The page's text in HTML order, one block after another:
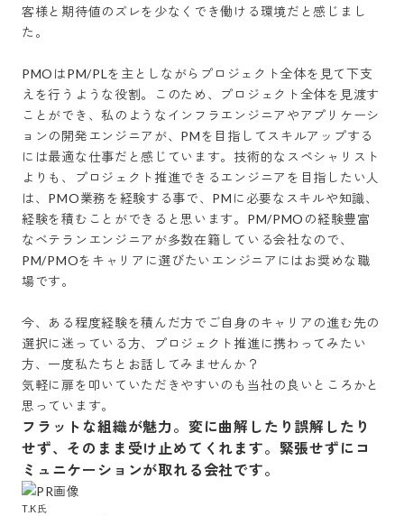
客様と期待値のズレを少なくでき働ける環境だと感じまし
た。
PMOはPM/PLを主としながらプロジェクト全体を見て下支
えを行うような役割。このため、プロジェクト全体を見渡す
ことができ、私のようなインフラエンジニアやアプリケーシ
ョンの開発エンジニアが、PMを目指してスキルアップする
には最適な仕事だと感じています。技術的なスペシャリスト
よりも、プロジェクト推進できるエンジニアを目指したい人
は、PMO業務を経験する事で、PMに必要なスキルや知識、
経験を積むことができると思います。PM/PMOの経験豊富
なベテランエンジニアが多数在籍している会社なので、
PM/PMOをキャリアに選びたいエンジニアにはお奨めな職
場です。
今、ある程度経験を積んだ方でご自身のキャリアの進む先の
選択に迷っている方、プロジェクト推進に携わってみたい
方、一度私たちとお話してみませんか？
気軽に扉を叩いていただきやすいのも当社の良いところかと
思っています。
フラットな組織が魅力。変に曲解したり誤解したり
せず、そのまま受け止めてくれます。緊張せずにコ
ミュニケーションが取れる会社です。
T.K氏